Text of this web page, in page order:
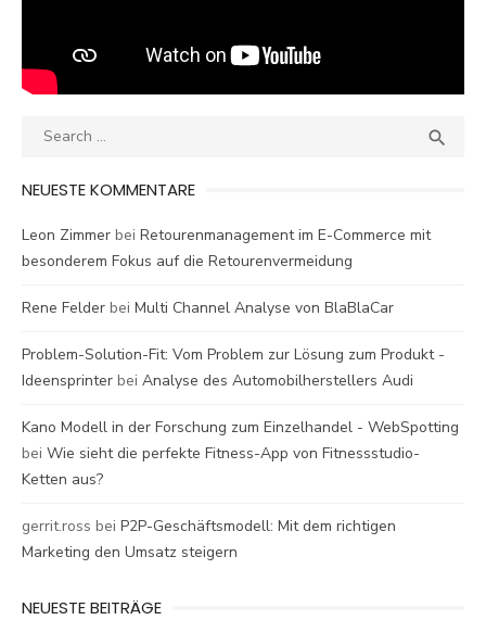
Search

NEUESTE KOMMENTARE
Leon Zimmer bei Retourenmanagement im E-Commerce mit
besonderem Fokus auf die Retourenvermeidung
Rene Felder bei Multi Channel Analyse von BlaBlaCar
Problem-Solution-Fit: Vom Problem zur Lösung zum Produkt -
Ideensprinter bei Analyse des Automobilherstellers Audi
Kano Modell in der Forschung zum Einzelhandel - WebSpotting
bei Wie sieht die perfekte Fitness-App von Fitnessstudio-
Ketten aus?
gerrit.ross bei P2P-Geschäftsmodell: Mit dem richtigen
Marketing den Umsatz steigern
NEUESTE BEITRÄGE